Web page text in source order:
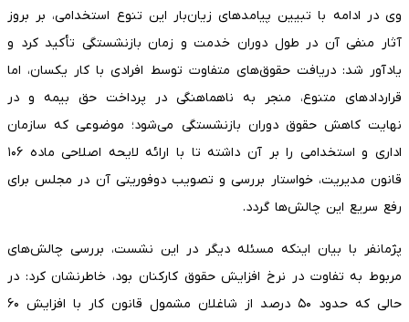
وی در ادامه با تبیین پیامد‌های زیان‌بار این تنوع استخدامی، بر بروز
آثار منفی آن در طول دوران خدمت و زمان بازنشستگی تأکید کرد و
یادآور شد: دریافت حقوق‌های متفاوت توسط افرادی با کار یکسان، اما
قرارداد‌های متنوع، منجر به ناهماهنگی در پرداخت حق بیمه و در
نهایت کاهش حقوق دوران بازنشستگی می‌شود؛ موضوعی که سازمان
اداری و استخدامی را بر آن داشته تا با ارائه لایحه اصلاحی ماده ۱۰۶
قانون مدیریت، خواستار بررسی و تصویب دوفوریتی آن در مجلس برای
رفع سریع این چالش‌ها گردد.
پژمانفر با بیان اینکه مسئله دیگر در این نشست، بررسی چالش‌های
مربوط به تفاوت در نرخ افزایش حقوق کارکنان بود، خاطرنشان کرد: در
حالی که حدود ۵۰ درصد از شاغلان مشمول قانون کار با افزایش ۶۰